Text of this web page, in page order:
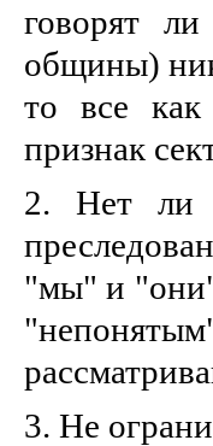
говорят
общины)
то все
признак
2. Нет ли
"мы" и
3. Не